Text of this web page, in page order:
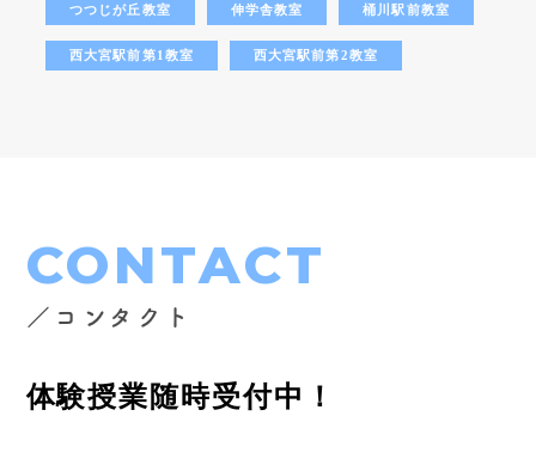
つつじが丘教室 伸学舎教室 桶川駅前教室
西大宮駅前第1教室 西大宮駅前第2教室
CONTACT
／コンタクト
体験授業随時受付中！